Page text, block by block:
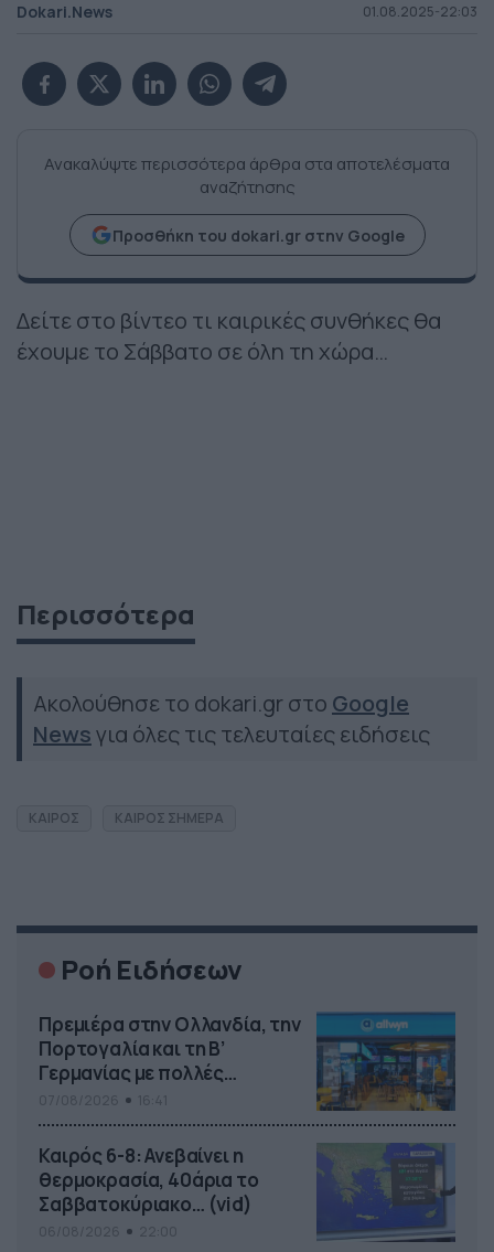
Dokari.News 01.08.2025-22:03
Ανακαλύψτε περισσότερα άρθρα στα αποτελέσματα
αναζήτησης
Προσθήκη του dokari.gr στην Google
Δείτε στο βίντεο τι καιρικές συνθήκες θα
έχουμε το Σάββατο σε όλη τη χώρα…
Περισσότερα
Ακολούθησε το dokari.gr στο Google
Newsγια όλες τις τελευταίες ειδήσεις
ΚΑΙΡΟΣ ΚΑΙΡΟΣ ΣΗΜΕΡΑ
Ροή Ειδήσεων
Πρεμιέρα στην Ολλανδία, την
Πορτογαλία και τη Β’
Γερμανίας με πολλές
στοιχηματικές επιλογές από
το ΠΑΜΕ ΣΤΟΙΧΗΜΑ
Καιρός 6-8: Ανεβαίνει η
θερμοκρασία, 40άρια το
Σαββατοκύριακο… (vid)